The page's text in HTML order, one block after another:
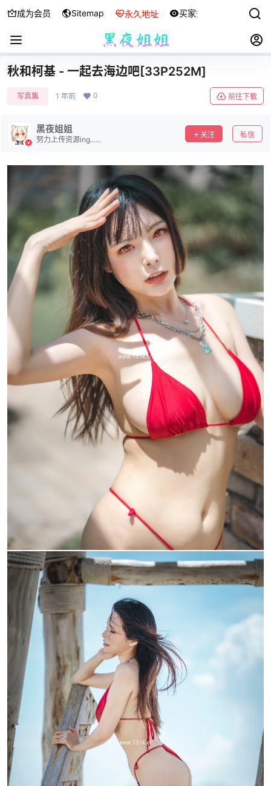
成为会员 Sitemap 永久地址 买家秀
秋和柯基 - 一起去海边吧[33P252M]
写真集 1 年前 0 前往下载
黑夜姐姐
努力上传资源ing......
关注 私信